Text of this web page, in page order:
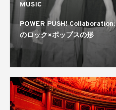
MUSIC
POWER PUSH!
のロック×ポップスの形